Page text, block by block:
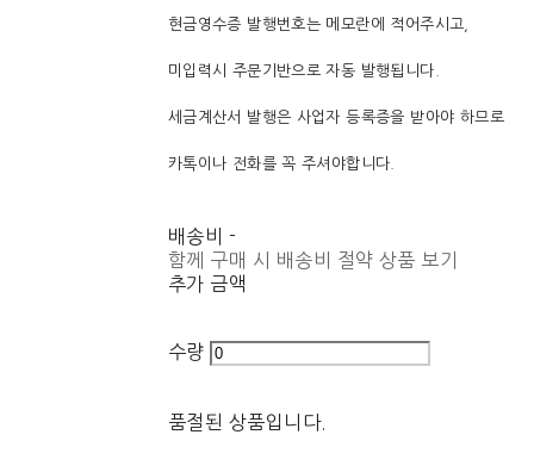
현금영수증 발행번호는 메모란에 적어주시고,
미입력시 주문기반으로 자동 발행됩니다.
세금계산서 발행은 사업자 등록증을 받아야 하므로
카톡이나 전화를 꼭 주셔야합니다.
배송비 -
함께 구매 시 배송비 절약 상품 보기
추가 금액
수량
품절된 상품입니다.